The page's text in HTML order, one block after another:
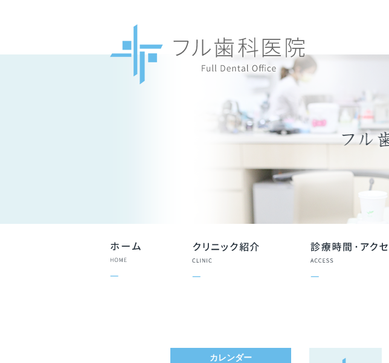
カレンダー